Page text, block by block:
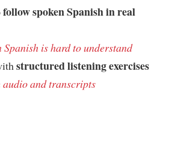
follow spoken Spanish in real
Spanish is hard to understand
structured listening exercises
and transcripts